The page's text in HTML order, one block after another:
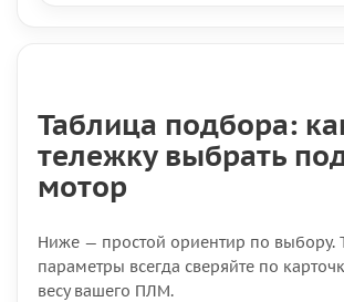
Таблица подбора:
тележку выбрать
мотор
Ниже — простой ориентир по выбору.
параметры всегда сверяйте по
весу вашего ПЛМ.